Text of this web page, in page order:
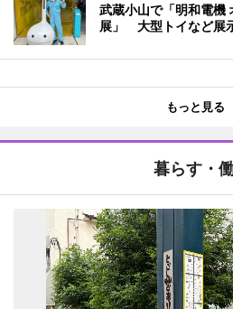
武蔵小山で「明和電機
展」 大型トイなど展
もっと見る
暮らす・